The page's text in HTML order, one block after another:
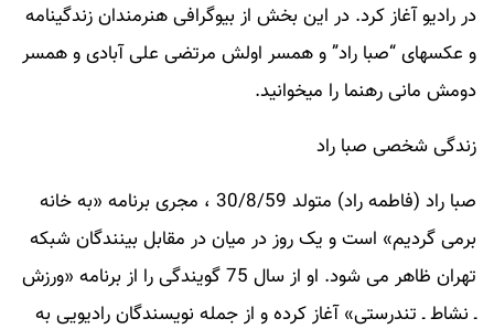
در رادیو آغاز کرد. در این بخش از بیوگرافی هنرمندان زندگینامه
و عکسهای “صبا راد” و همسر اولش مرتضی علی آبادی و همسر
دومش مانی رهنما را میخوانید.
زندگی شخصی صبا راد
صبا راد (فاطمه راد) متولد 30/8/59 ، مجری برنامه «به خانه
برمی گردیم» است و یک روز در میان در مقابل بینندگان شبکه
تهران ظاهر می شود. او از سال 75 گویندگی را از برنامه «ورزش
ـ نشاط ـ تندرستی» آغاز کرده و از جمله نویسندگان رادیویی به